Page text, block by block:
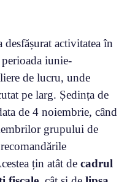
activitatea în
iunie-
de lucru, unde
pe larg. Ședința de
de 4 noiembrie, când
grupului de
țin atât de cadrul